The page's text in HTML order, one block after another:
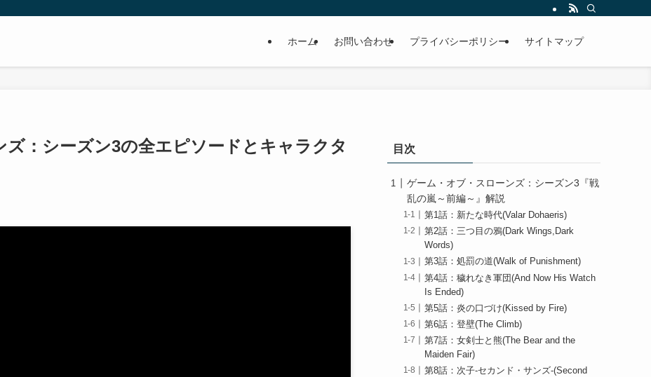
ホーム お問い合わせ プライバシーポリシー サイトマップ
：シーズン3の全エピソードとキャラクタ
目次
ゲーム・オブ・スローンズ：シーズン3『戦
乱の嵐～前編～』解説
第1話：新たな時代(Valar Dohaeris)
第2話：三つ目の鴉(Dark Wings,Dark
Words)
第3話：処罰の道(Walk of Punishment)
第4話：穢れなき軍団(And Now His Watch
Is Ended)
第5話：炎の口づけ(Kissed by Fire)
第6話：登壁(The Climb)
第7話：女剣士と熊(The Bear and the
Maiden Fair)
第8話：次子-セカンド・サンズ-(Second